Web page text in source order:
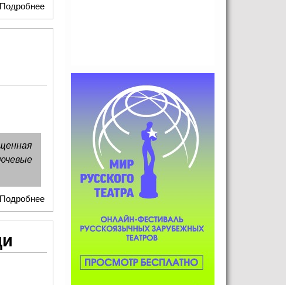
Подробнее
очистки берегов в рамках международной экологической
акции
Подробнее о Новый старт: акция «Вода России» проведет
международный экофест в Смоленске